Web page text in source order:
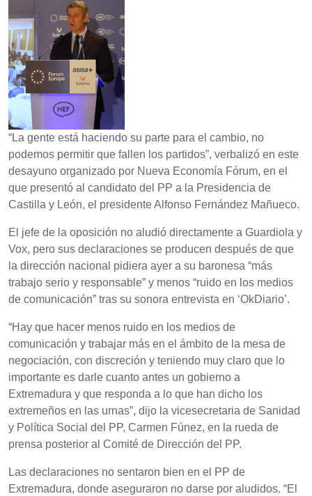
“La gente está haciendo su parte para el cambio, no
podemos permitir que fallen los partidos”, verbalizó en este
desayuno organizado por Nueva Economía Fórum, en el
que presentó al candidato del PP a la Presidencia de
Castilla y León, el presidente Alfonso Fernández Mañueco.
El jefe de la oposición no aludió directamente a Guardiola y
Vox, pero sus declaraciones se producen después de que
la dirección nacional pidiera ayer a su baronesa “más
trabajo serio y responsable” y menos “ruido en los medios
de comunicación” tras su sonora entrevista en ‘OkDiario’.
“Hay que hacer menos ruido en los medios de
comunicación y trabajar más en el ámbito de la mesa de
negociación, con discreción y teniendo muy claro que lo
importante es darle cuanto antes un gobierno a
Extremadura y que responda a lo que han dicho los
extremeños en las urnas”, dijo la vicesecretaria de Sanidad
y Política Social del PP, Carmen Fúnez, en la rueda de
prensa posterior al Comité de Dirección del PP.
Las declaraciones no sentaron bien en el PP de
Extremadura, donde aseguraron no darse por aludidos. “El